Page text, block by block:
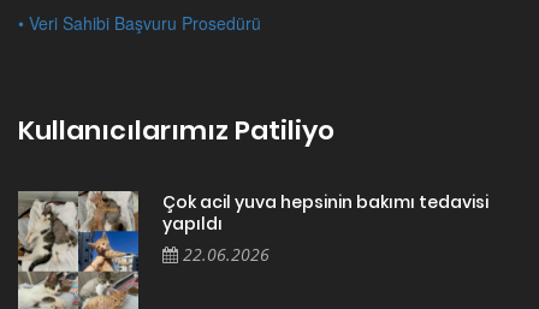
• Veri Sahibi Başvuru Prosedürü
Kullanıcılarımız Patiliyo
Çok acil yuva hepsinin bakımı tedavisi
yapıldı
22.06.2026